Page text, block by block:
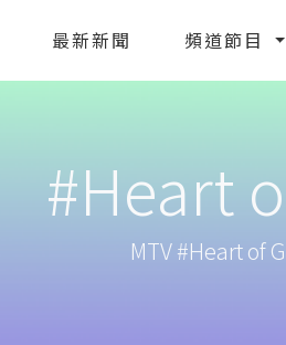
最新新聞 頻道節目
#Heart
MTV #Heart of